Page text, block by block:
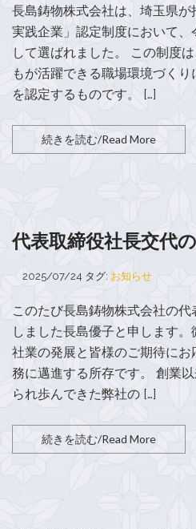
長島鋳物株式会社は、埼玉県
実践企業」認定制度において、
して選ばれました。 この制度
もが活躍できる職場環境づく
を認定するものです。 […]
続きを読む/Read More
代表取締役社長交代
2025/07/24 タグ: お知らせ
このたび長島鋳物株式会社の
しました長島優子と申します。
社業の発展と皆様のご期待に
務に邁進する所存です。 創業
られ歩んできた弊社の […]
続きを読む/Read More